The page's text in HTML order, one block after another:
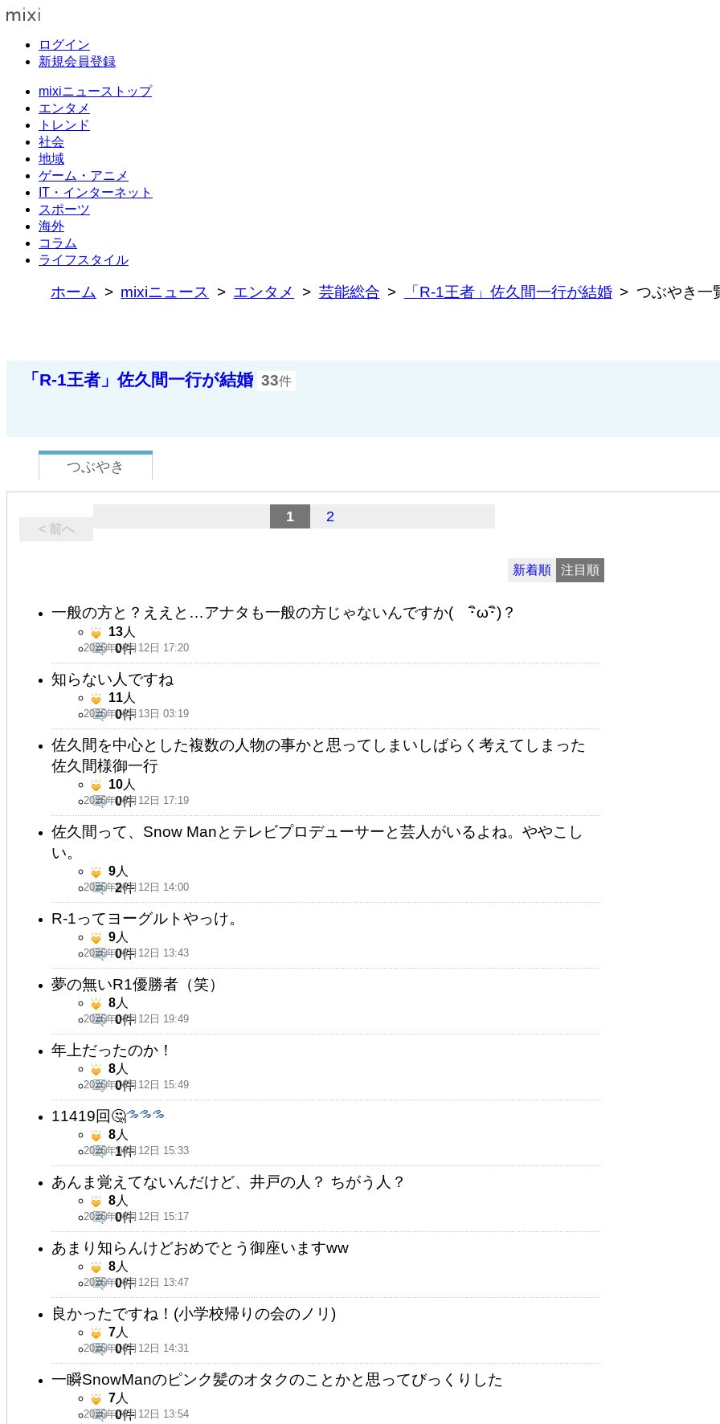
ログイン
新規会員登録
mixiニューストップ
エンタメ
トレンド
社会
地域
ゲーム・アニメ
IT・インターネット
スポーツ
海外
コラム
ライフスタイル
ホーム mixiニュース エンタメ 芸能総合 「R-1王者」佐久間一行が結婚 つぶやき一
「R-1王者」佐久間一行が結婚 33件
つぶやき
< 前へ
1 2
新着順 注目順
一般の方と？ええと…アナタも一般の方じゃないんですか( ･ิω･ิ)？
2026年06月12日 17:20
13人
0件
知らない人ですね
2026年06月13日 03:19
11人
0件
佐久間を中心とした複数の人物の事かと思ってしまいしばらく考えてしまった
佐久間様御一行
2026年06月12日 17:19
10人
0件
佐久間って、Snow Manとテレビプロデューサーと芸人がいるよね。ややこし
い。
2026年06月12日 14:00
9人
2件
R-1ってヨーグルトやっけ。
2026年06月12日 13:43
9人
0件
夢の無いR1優勝者（笑）
2026年06月12日 19:49
8人
0件
年上だったのか！
2026年06月12日 15:49
8人
0件
11419回🤔
2026年06月12日 15:33
8人
1件
あんま覚えてないんだけど、井戸の人？ ちがう人？
2026年06月12日 15:17
8人
0件
あまり知らんけどおめでとう御座いますww
2026年06月12日 13:47
8人
0件
良かったですね！(小学校帰りの会のノリ)
2026年06月12日 14:31
7人
0件
一瞬SnowManのピンク髪のオタクのことかと思ってびっくりした
2026年06月12日 13:54
7人
0件